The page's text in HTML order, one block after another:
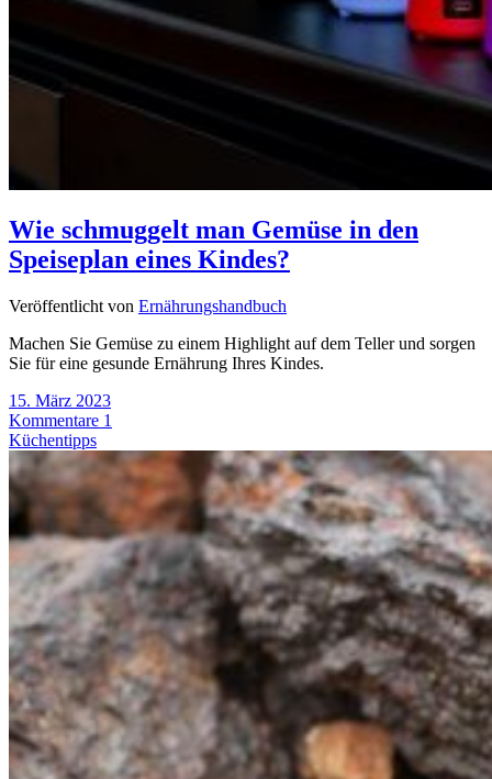
Wie schmuggelt man Gemüse in den
Speiseplan eines Kindes?
Veröffentlicht von Ernährungshandbuch
Machen Sie Gemüse zu einem Highlight auf dem Teller und sorgen
Sie für eine gesunde Ernährung Ihres Kindes.
15. März 2023
Kommentare 1
Küchentipps